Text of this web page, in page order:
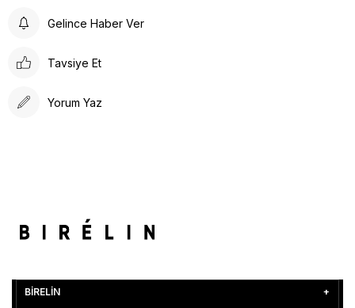
Gelince Haber Ver
Tavsiye Et
Yorum Yaz
BİRELİN